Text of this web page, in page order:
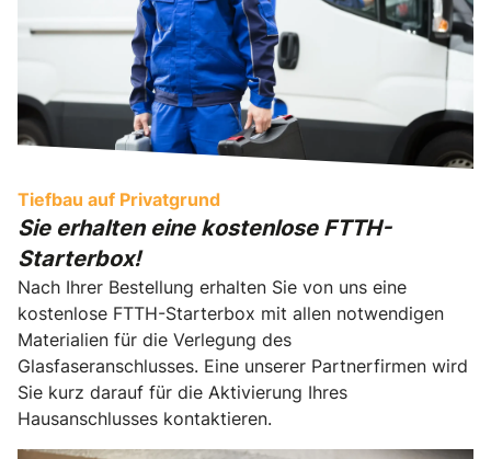
Tiefbau auf Privatgrund
Sie erhalten eine kostenlose FTTH-
Starterbox!
Nach Ihrer Bestellung erhalten Sie von uns eine
kostenlose FTTH-Starterbox mit allen notwendigen
Materialien für die Verlegung des
Glasfaseranschlusses. Eine unserer Partnerfirmen wird
Sie kurz darauf für die Aktivierung Ihres
Hausanschlusses kontaktieren.